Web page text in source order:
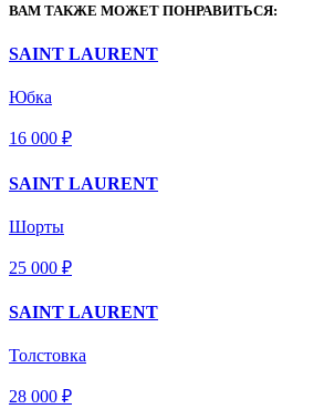
ВАМ ТАКЖЕ МОЖЕТ ПОНРАВИТЬСЯ:
SAINT LAURENT
Юбка
16 000 ₽
SAINT LAURENT
Шорты
25 000 ₽
SAINT LAURENT
Толстовка
28 000 ₽